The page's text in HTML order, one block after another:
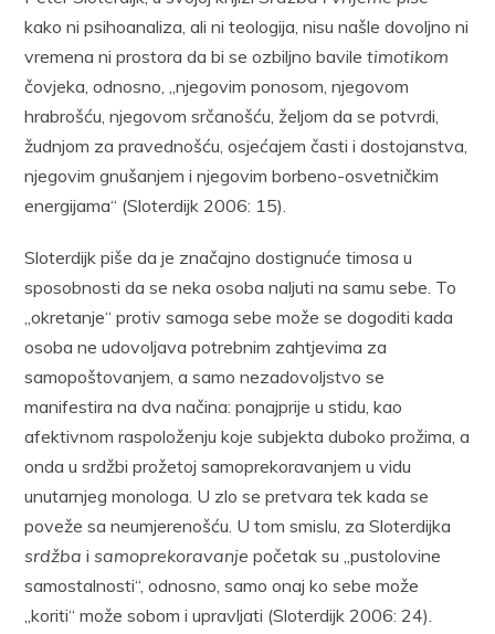
kako ni psihoanaliza, ali ni teologija, nisu našle dovoljno ni
vremena ni prostora da bi se ozbiljno baviletimotikom
čovjeka, odnosno, „njegovim ponosom, njegovom
hrabrošću, njegovom srčanošću, željom da se potvrdi,
žudnjom za pravednošću, osjećajem časti i dostojanstva,
njegovim gnušanjem i njegovim borbeno-osvetničkim
energijama“ (Sloterdijk 2006: 15).
Sloterdijk piše da je značajno dostignuće timosa u
sposobnosti da se neka osoba naljuti na samu sebe. To
„okretanje“ protiv samoga sebe može se dogoditi kada
osoba ne udovoljava potrebnim zahtjevima za
samopoštovanjem, a samo nezadovoljstvo se
manifestira na dva načina: ponajprije u stidu, kao
afektivnom raspoloženju koje subjekta duboko prožima, a
onda u srdžbi prožetoj samoprekoravanjem u vidu
unutarnjeg monologa. U zlo se pretvara tek kada se
poveže sa neumjerenošću. U tom smislu, za Sloterdijka
srdžbaisamoprekoravanjepočetak su „pustolovine
samostalnosti“, odnosno, samo onaj ko sebe može
„koriti“ može sobom i upravljati (Sloterdijk 2006: 24).